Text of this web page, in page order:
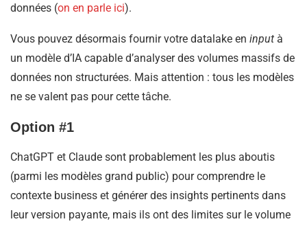
données (on en parle ici).
Vous pouvez désormais fournir votre datalake en input à
un modèle d’IA capable d’analyser des volumes massifs de
données non structurées. Mais attention : tous les modèles
ne se valent pas pour cette tâche.
Option #1
ChatGPT et Claude sont probablement les plus aboutis
(parmi les modèles grand public) pour comprendre le
contexte business et générer des insights pertinents dans
leur version payante, mais ils ont des limites sur le volume